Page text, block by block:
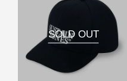
SOLD OUT